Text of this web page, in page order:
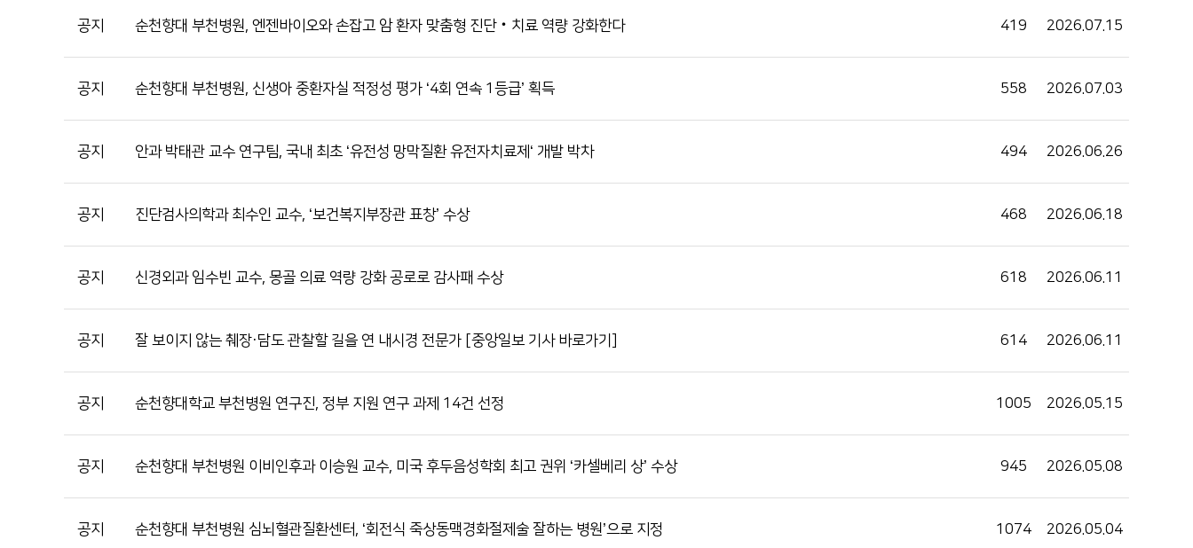
공지 순천향대 부천병원, 엔젠바이오와 손잡고 암 환자 맞춤형 진단‧치료 역량 강화한다 419 2026.07.15
공지 순천향대 부천병원, 신생아 중환자실 적정성 평가 ‘4회 연속 1등급’ 획득 558 2026.07.03
공지 안과 박태관 교수 연구팀, 국내 최초 ‘유전성 망막질환 유전자치료제‘ 개발 박차 494 2026.06.26
공지 진단검사의학과 최수인 교수, ‘보건복지부장관 표창’ 수상 468 2026.06.18
공지 신경외과 임수빈 교수, 몽골 의료 역량 강화 공로로 감사패 수상 618 2026.06.11
공지 잘 보이지 않는 췌장·담도 관찰할 길을 연 내시경 전문가 [중앙일보 기사 바로가기] 614 2026.06.11
공지 순천향대학교 부천병원 연구진, 정부 지원 연구 과제 14건 선정 1005 2026.05.15
공지 순천향대 부천병원 이비인후과 이승원 교수, 미국 후두음성학회 최고 권위 ‘카셀베리 상’ 수상 945 2026.05.08
공지 순천향대 부천병원 심뇌혈관질환센터, ‘회전식 죽상동맥경화절제술 잘하는 병원’으로 지정 1074 2026.05.04